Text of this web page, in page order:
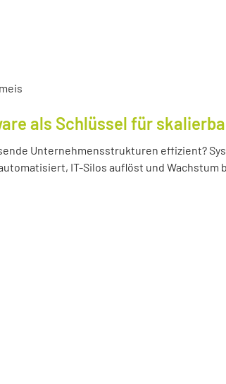
als Schlüssel für
Unternehmensstrukturen effizient?
IT-Silos auflöst und Wachstum